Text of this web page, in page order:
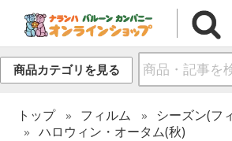
商品カテゴリを見る
トップ フィルム
シーズン(フ
ハロウィン・オータム(秋)